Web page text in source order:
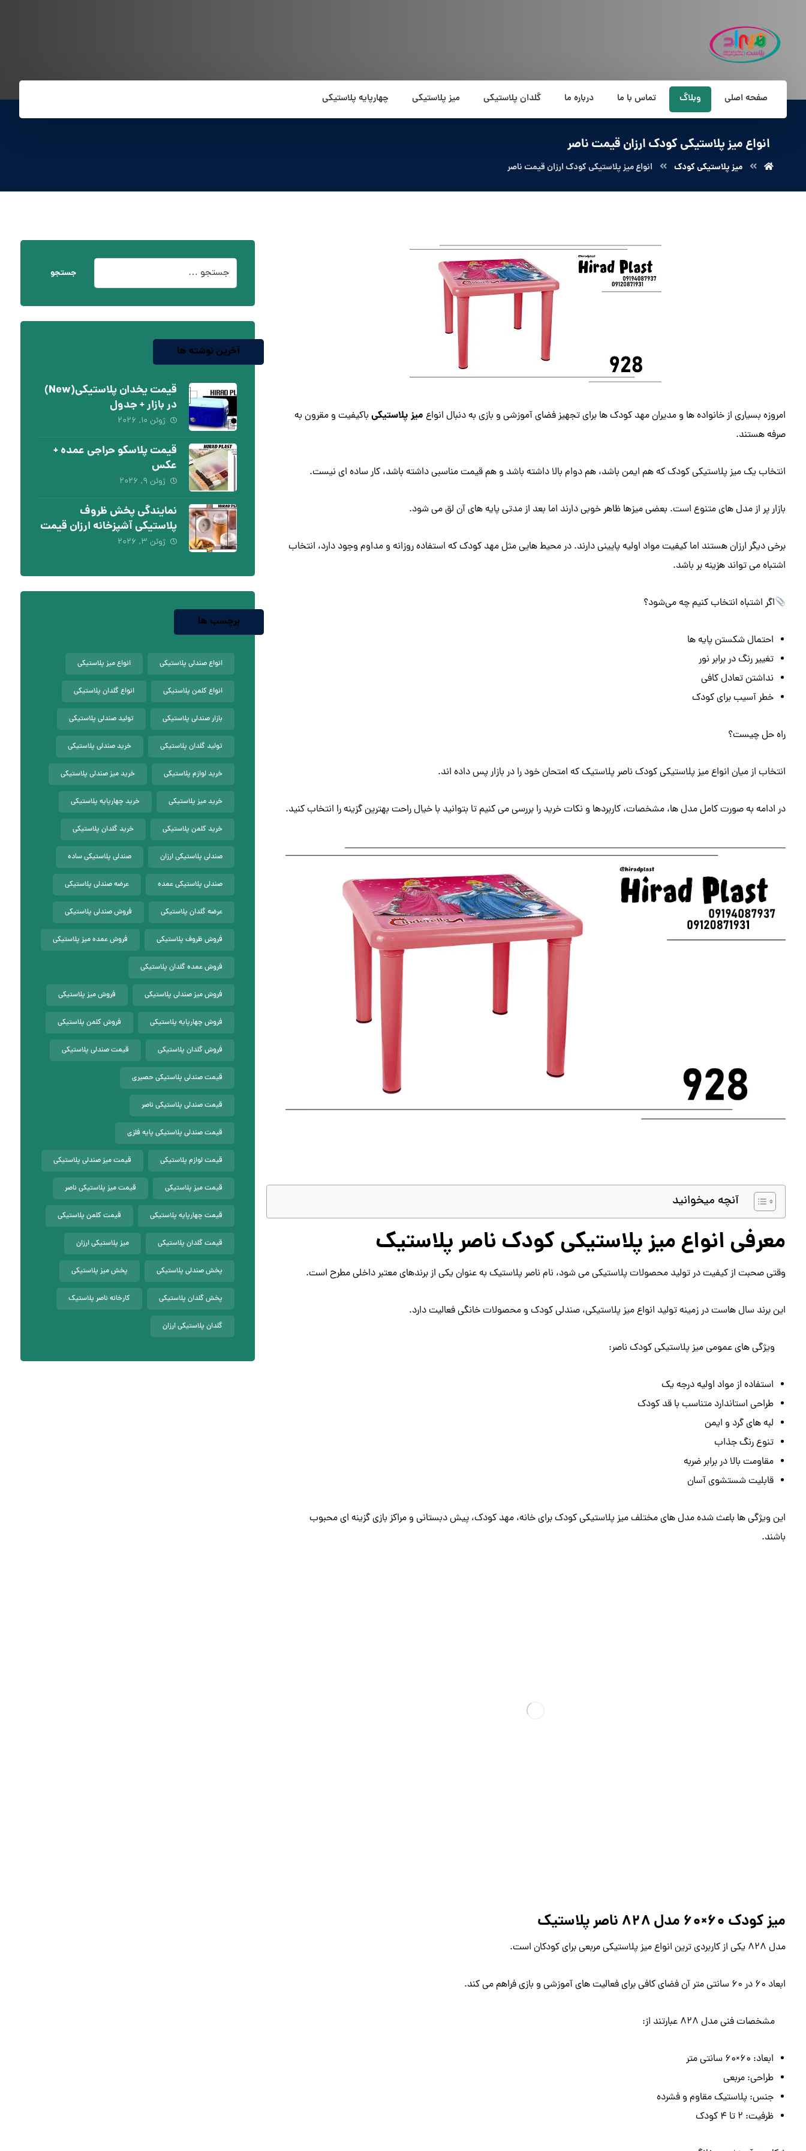
صفحه اصلی وبلاگ تماس با ما درباره ما گلدان پلاستیکی میز پلاستیکی چهارپایه پلاستیکی
انواع میز پلاستیکی کودک ارزان قیمت ناصر
میز پلاستیکی کودک انواع میز پلاستیکی کودک ارزان قیمت ناصر
امروزه بسیاری از خانواده‌ ها و مدیران مهد کودک‌ ها برای تجهیز فضای آموزشی و بازی به دنبال انواع میز پلاستیکیباکیفیت و مقرون ‌به‌
صرفه هستند.
انتخاب یک میز پلاستیکی کودک که هم ایمن باشد، هم دوام بالا داشته باشد و هم قیمت مناسبی داشته باشد، کار ساده‌ ای نیست.
بازار پر از مدل ‌های متنوع است. بعضی میزها ظاهر خوبی دارند اما بعد از مدتی پایه‌ های آن لق می ‌شود.
برخی دیگر ارزان هستند اما کیفیت مواد اولیه پایینی دارند. در محیط‌ هایی مثل مهد کودک که استفاده روزانه و مداوم وجود دارد، انتخاب
اشتباه می ‌تواند هزینه‌ بر باشد.
اگر اشتباه انتخاب کنیم چه می‌شود؟
احتمال شکستن پایه‌ ها
تغییر رنگ در برابر نور
نداشتن تعادل کافی
خطر آسیب برای کودک
راه‌ حل چیست؟
انتخاب از میان انواع میز پلاستیکی کودک ناصر پلاستیک که امتحان خود را در بازار پس داده ‌اند.
در ادامه به صورت کامل مدل‌ ها، مشخصات، کاربردها و نکات خرید را بررسی می ‌کنیم تا بتوانید با خیال راحت بهترین گزینه را انتخاب کنید.
آنچه میخوانید
معرفی انواع میز پلاستیکی کودک ناصر پلاستیک
وقتی صحبت از کیفیت در تولید محصولات پلاستیکی می‌ شود، نام ناصر پلاستیک به عنوان یکی از برندهای معتبر داخلی مطرح است.
این برند سال ‌هاست در زمینه تولید انواع میز پلاستیکی، صندلی کودک و محصولات خانگی فعالیت دارد.
ویژگی ‌های عمومی میز پلاستیکی کودک ناصر:
استفاده از مواد اولیه درجه یک
طراحی استاندارد متناسب با قد کودک
لبه‌ های گرد و ایمن
تنوع رنگ جذاب
مقاومت بالا در برابر ضربه
قابلیت شستشوی آسان
این ویژگی ‌ها باعث شده مدل ‌های مختلف میز پلاستیکی کودک برای خانه، مهد کودک، پیش‌ دبستانی و مراکز بازی گزینه ‌ای محبوب
باشند.
میز کودک 60×60 مدل 828 ناصر پلاستیک
مدل 828 یکی از کاربردی ‌ترین انواع میز پلاستیکی مربعی برای کودکان است.
ابعاد 60 در 60 سانتی ‌متر آن فضای کافی برای فعالیت‌ های آموزشی و بازی فراهم می ‌کند.
مشخصات فنی مدل 828 عبارتند از:
ابعاد: 60×60 سانتی ‌متر
طراحی: مربعی
جنس: پلاستیک مقاوم و فشرده
ظرفیت: 2 تا 4 کودک
جستجو
آخرین نوشته ها
قیمت یخدان پلاستیکی(New)
در بازار + جدول
ژوئن ۱۰, ۲۰۲۶
قیمت پلاسکو حراجی عمده +
عکس
ژوئن ۹, ۲۰۲۶
نمایندگی پخش ظروف
پلاستیکی آشپزخانه ارزان قیمت
ژوئن ۳, ۲۰۲۶
برچسب ها
انواع صندلی پلاستیکی انواع میز پلاستیکی
انواع کلمن پلاستیکی انواع گلدان پلاستیکی
بازار صندلی پلاستیکی تولید صندلی پلاستیکی
تولید گلدان پلاستیکی خرید صندلی پلاستیکی
خرید لوازم پلاستیکی خرید میز صندلی پلاستیکی
خرید میز پلاستیکی خرید چهارپایه پلاستیکی
خرید کلمن پلاستیکی خرید گلدان پلاستیکی
صندلی پلاستیکی ارزان صندلی پلاستیکی ساده
صندلی پلاستیکی عمده عرضه صندلی پلاستیکی
عرضه گلدان پلاستیکی فروش صندلی پلاستیکی
فروش ظروف پلاستیکی فروش عمده میز پلاستیکی
فروش عمده گلدان پلاستیکی
فروش میز صندلی پلاستیکی فروش میز پلاستیکی
فروش چهارپایه پلاستیکی فروش کلمن پلاستیکی
فروش گلدان پلاستیکی قیمت صندلی پلاستیکی
قیمت صندلی پلاستیکی حصیری
قیمت صندلی پلاستیکی ناصر
قیمت صندلی پلاستیکی پایه فلزی
قیمت لوازم پلاستیکی قیمت میز صندلی پلاستیکی
قیمت میز پلاستیکی قیمت میز پلاستیکی ناصر
قیمت چهارپایه پلاستیکی قیمت کلمن پلاستیکی
قیمت گلدان پلاستیکی میز پلاستیکی ارزان
پخش صندلی پلاستیکی پخش میز پلاستیکی
پخش گلدان پلاستیکی کارخانه ناصر پلاستیک
گلدان پلاستیکی ارزان